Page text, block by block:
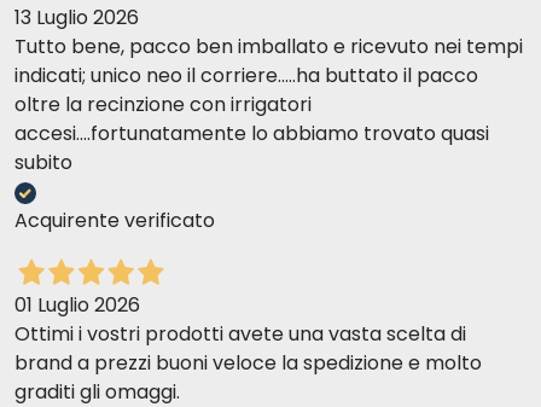
13 Luglio 2026
Tutto bene, pacco ben imballato e ricevuto nei tempi
indicati; unico neo il corriere.....ha buttato il pacco
oltre la recinzione con irrigatori
accesi....fortunatamente lo abbiamo trovato quasi
subito
Acquirente verificato
01 Luglio 2026
Ottimi i vostri prodotti avete una vasta scelta di
brand a prezzi buoni veloce la spedizione e molto
graditi gli omaggi.